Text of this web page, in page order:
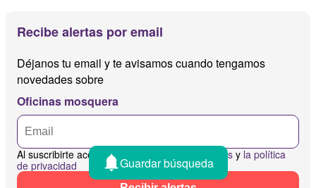
Recibe alertas por email
Déjanos tu email y te avisamos cuando tengamos
novedades sobre
Oficinas mosquera
Al suscribirte aceptaslos términos y condiciones y la política
de privacidad
Guardar búsqueda